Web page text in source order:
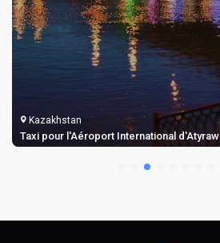
Kazakhstan
Taxi pour l'Aéroport International d'Atyraw